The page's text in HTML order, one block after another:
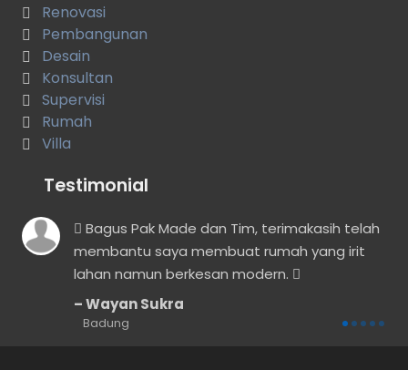
Renovasi
Pembangunan
Desain
Konsultan
Supervisi
Rumah
Villa
Testimonial
Bagus Pak Made dan Tim, terimakasih telah
membantu saya membuat rumah yang irit
lahan namun berkesan modern.
Wayan Sukra
Badung